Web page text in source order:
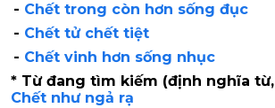
- Chết trong còn hơn sống đục
- Chết tử chết tiệt
- Chết vinh hơn sống nhục
* Từ đang tìm kiếm (định nghĩa
Chết như ngả rạ